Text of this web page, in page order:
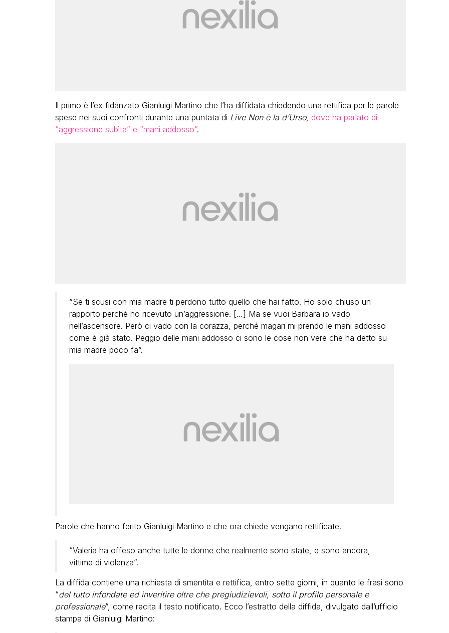
Il primo è l’ex fidanzato Gianluigi Martino che l’ha diffidata chiedendo una rettifica per le parole
spese nei suoi confronti durante una puntata di Live Non è la d’Urso, dove ha parlato di
“aggressione subìta” e “mani addosso”.
“Se ti scusi con mia madre ti perdono tutto quello che hai fatto. Ho solo chiuso un
rapporto perché ho ricevuto un’aggressione. […] Ma se vuoi Barbara io vado
nell’ascensore. Però ci vado con la corazza, perché magari mi prendo le mani addosso
come è già stato. Peggio delle mani addosso ci sono le cose non vere che ha detto su
mia madre poco fa”.
Parole che hanno ferito Gianluigi Martino e che ora chiede vengano rettificate.
“Valeria ha offeso anche tutte le donne che realmente sono state, e sono ancora,
vittime di violenza”.
La diffida contiene una richiesta di smentita e rettifica, entro sette giorni, in quanto le frasi sono
“del tutto infondate ed inveritire oltre che pregiudizievoli, sotto il profilo personale e
professionale”, come recita il testo notificato. Ecco l’estratto della diffida, divulgato dall’ufficio
stampa di Gianluigi Martino: